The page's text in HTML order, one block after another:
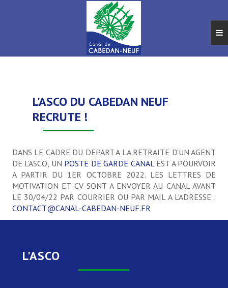
L'entretien du Canal
Equipes et métiers
FOIRE AUX QUESTIONS
L'ASCO DU CABEDAN NEUF
RECRUTE !
DANS LE CADRE DU DEPART A LA RETRAITE D'UN AGENT
DE L'ASCO, UN POSTE DE GARDE CANALEST A POURVOIR
A PARTIR DU 1ER OCTOBRE 2022. LES LETTRES DE
MOTIVATION ET CV SONT A ENVOYER AU CANAL AVANT
LE 30/04/22 PAR COURRIER OU PAR MAIL A L'ADRESSE :
CONTACT@CANAL-CABEDAN-NEUF.FR
L'ASCO